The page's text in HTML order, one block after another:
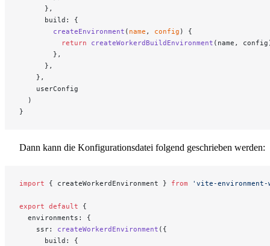
      },
      build: {
        createEnvironment
( name , config ) {
          return
createWorkerdBuildEnvironment (name,
        },
      },
    },
    userConfig
  )
}
Dann kann die Konfigurationsdatei folgend geschrieben werden:
import { createWorkerdEnvironment } from 'vite-environment-
export default {
  environments: {
    ssr:
createWorkerdEnvironment ({
      build: {